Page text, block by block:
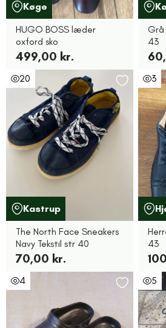
Køge
HUGO BOSS læder
oxford sko
499,00 kr.
Grå
43
20
Kastrup
The North Face Sneakers
Navy Tekstil str 40
70,00 kr.
3
43
4 5